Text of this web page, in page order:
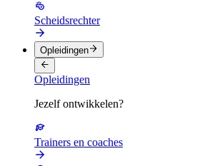
Scheidsrechter
Opleidingen
Opleidingen
Jezelf ontwikkelen?
Trainers en coaches